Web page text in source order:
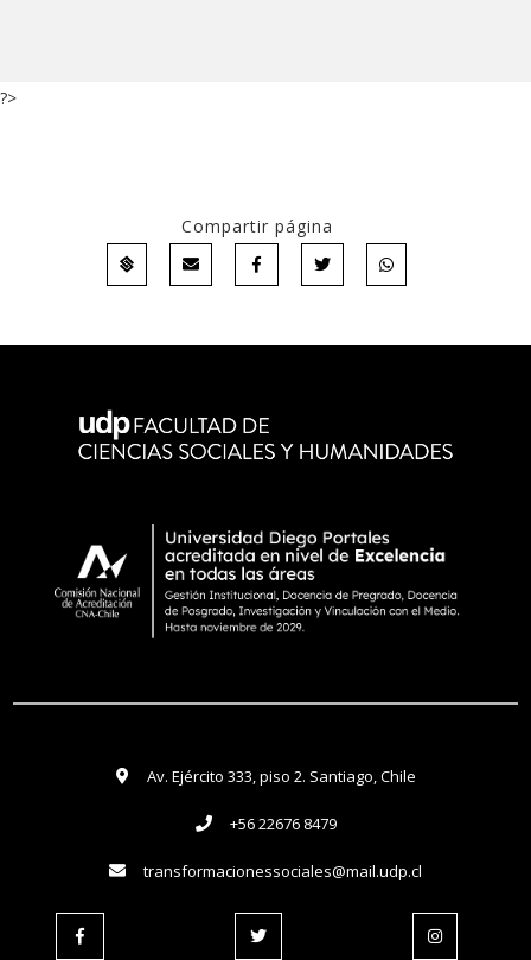
?>
Compartir página
Av. Ejército 333, piso 2. Santiago, Chile
+56 22676 8479
transformacionessociales@mail.udp.cl